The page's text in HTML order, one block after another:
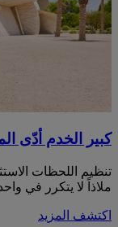
كبير الخدم أدّى
تنظيم اللحظات
ملاذاً لا يتكرر في
اكتشف المزيد